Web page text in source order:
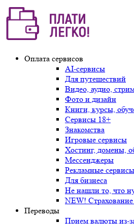
Оплата сервисов
AI-сервисы
Для путешествий
Видео, аудио,
Фото и дизайн
Книги, курсы,
Сервисы 18+
Знакомства
Игровые сервисы
Хостинг, домены,
Мессенджеры
Рекламные сервисы
Для бизнеса
Не нашли то, что
NEW!
Переводы
Прием валюты из-